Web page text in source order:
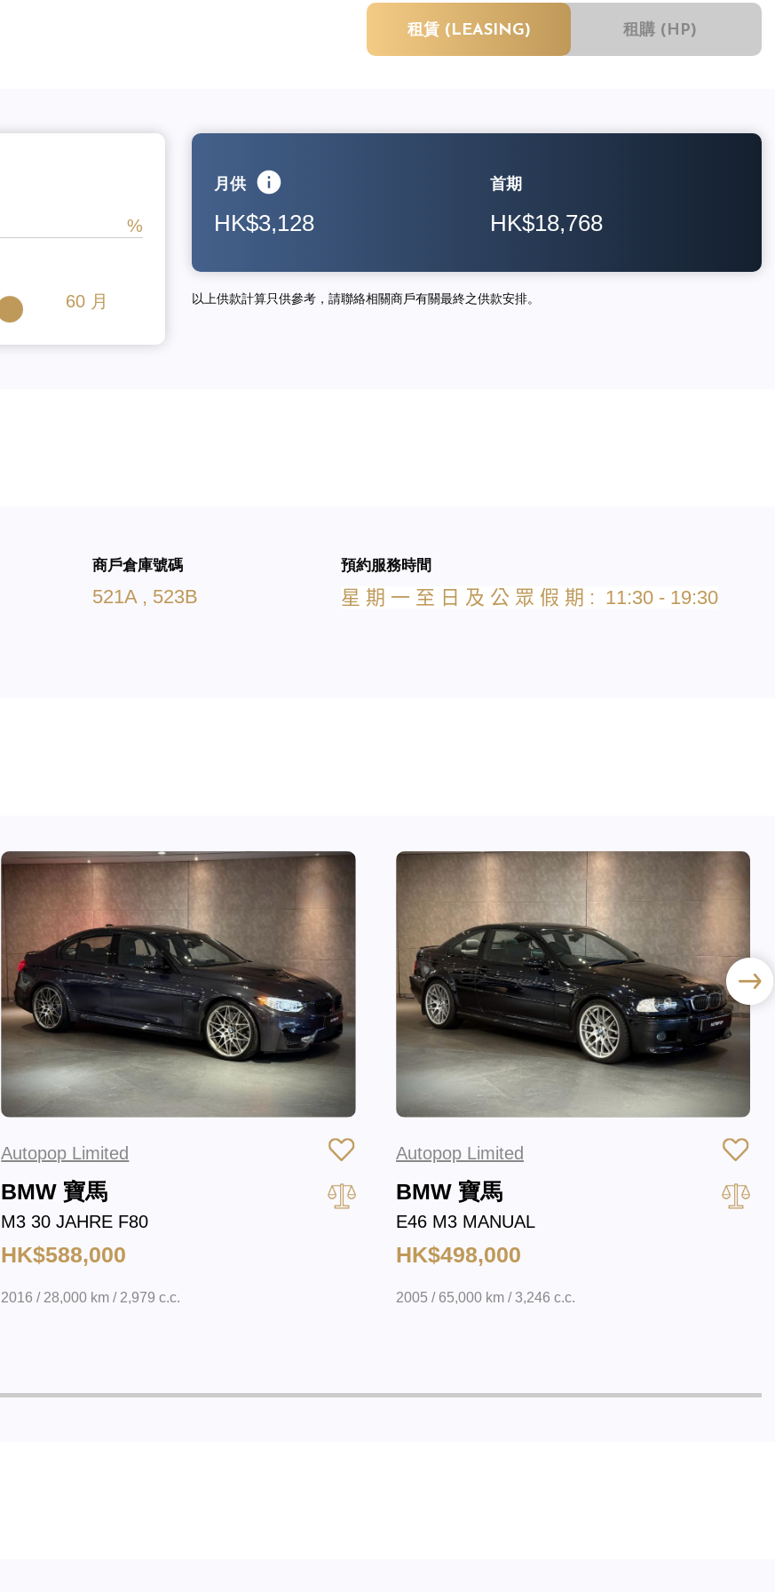
租賃 (LEASING) 租購 (HP)
60 月
月供
HK$3,128
首期
HK$18,768
以上供款計算只供參考，請聯絡相關商戶有關最終之供款安排。
商戶倉庫號碼
521A , 523B
預約服務時間
星 期 一 至 日 及 公 眾 假 期 : 11:30 - 19:30
Autopop Limited
BMW 寶馬
M3 30 JAHRE F80
HK$588,000
2016 / 28,000 km / 2,979 c.c.
Autopop Limited
BMW 寶馬
E46 M3 MANUAL
HK$498,000
2005 / 65,000 km / 3,246 c.c.